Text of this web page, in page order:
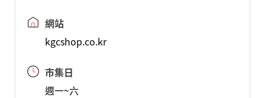
網站
kgcshop.co.kr
市集日
週一~六